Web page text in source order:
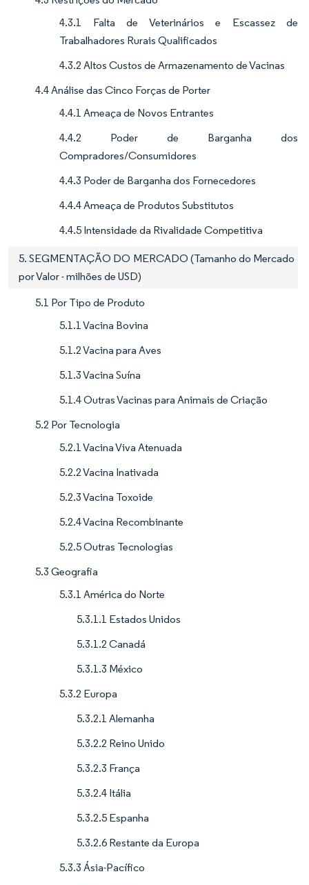
4.3.1 Falta de Veterinários e Escassez de
Trabalhadores Rurais Qualificados
4.3.2 Altos Custos de Armazenamento de Vacinas
4.4 Análise das Cinco Forças de Porter
4.4.1 Ameaça de Novos Entrantes
4.4.2 Poder de Barganha dos
Compradores/Consumidores
4.4.3 Poder de Barganha dos Fornecedores
4.4.4 Ameaça de Produtos Substitutos
4.4.5 Intensidade da Rivalidade Competitiva
5. SEGMENTAÇÃO DO MERCADO (Tamanho do Mercado
por Valor - milhões de USD)
5.1 Por Tipo de Produto
5.1.1 Vacina Bovina
5.1.2 Vacina para Aves
5.1.3 Vacina Suína
5.1.4 Outras Vacinas para Animais de Criação
5.2 Por Tecnologia
5.2.1 Vacina Viva Atenuada
5.2.2 Vacina Inativada
5.2.3 Vacina Toxoide
5.2.4 Vacina Recombinante
5.2.5 Outras Tecnologias
5.3 Geografia
5.3.1 América do Norte
5.3.1.1 Estados Unidos
5.3.1.2 Canadá
5.3.1.3 México
5.3.2 Europa
5.3.2.1 Alemanha
5.3.2.2 Reino Unido
5.3.2.3 França
5.3.2.4 Itália
5.3.2.5 Espanha
5.3.2.6 Restante da Europa
5.3.3 Ásia-Pacífico